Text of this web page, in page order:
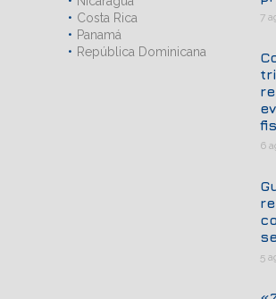
Costa Rica
Panamá
República Dominicana
7
6
5